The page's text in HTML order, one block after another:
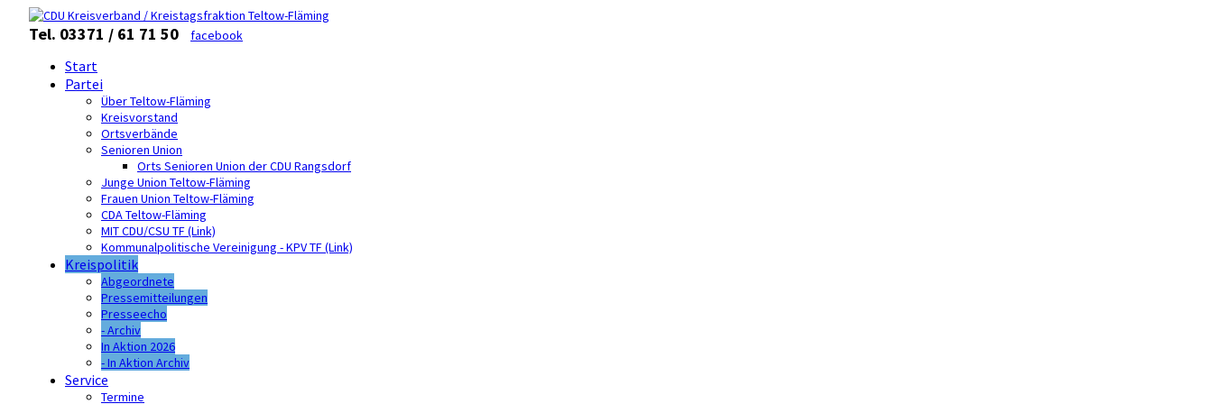
Tel. 03371 / 61 71 50 facebook
Start
Partei
Über Teltow-Fläming
Kreisvorstand
Ortsverbände
Senioren Union
Orts Senioren Union der CDU Rangsdorf
Junge Union Teltow-Fläming
Frauen Union Teltow-Fläming
CDA Teltow-Fläming
MIT CDU/CSU TF (Link)
Kommunalpolitische Vereinigung - KPV TF (Link)
Kreispolitik
Abgeordnete
Pressemitteilungen
Presseecho
- Archiv
In Aktion 2026
- In Aktion Archiv
Service
Termine